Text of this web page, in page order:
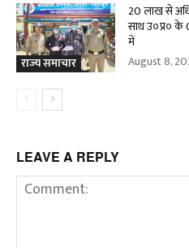
राज्य समाचार
20 लाख से
साथ उ०प्र०
में
August 8,
LEAVE A REPLY